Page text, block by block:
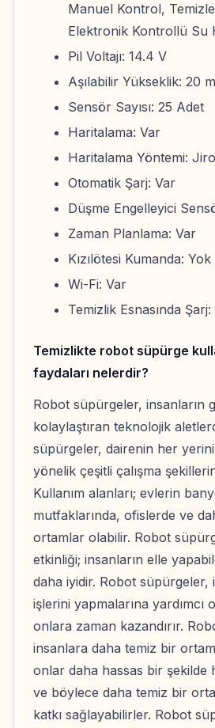
Manuel Kontrol,
Elektronik Kontrollü Su
Pil Voltajı: 14.4 V
Aşılabilir Yükseklik: 20
Sensör Sayısı: 25 Adet
Haritalama: Var
Haritalama Yöntemi:
Otomatik Şarj: Var
Düşme Engelleyici
Zaman Planlama: Var
Kızılötesi Kumanda: Yok
Wi-Fi: Var
Temizlik Esnasında
Temizlikte robot süpürge
faydaları nelerdir?
Robot süpürgeler, insanların
kolaylaştıran teknolojik
süpürgeler, dairenin her
yönelik çeşitli çalışma
Kullanım alanları; evlerin
mutfaklarında, ofislerde ve
ortamlar olabilir. Robot
etkinliği; insanların elle
daha iyidir. Robot süpürgeler,
işlerini yapmalarına yardımcı
onlara zaman kazandırır.
insanlara daha temiz bir
onlar daha hassas bir şekilde
ve böylece daha temiz bir
katkı sağlayabilirler. Robot